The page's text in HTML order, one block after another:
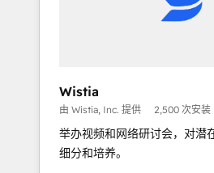
Wistia
由 Wistia, Inc. 提供 2,500 次安装
举办视频和网络研讨会，对潜
细分和培养。